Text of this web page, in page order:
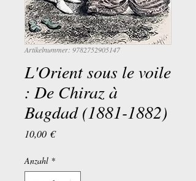
Artikelnummer: 9782752905147
L'Orient sous le voile
: De Chiraz à
Bagdad (1881-1882)
10,00 €Preis
Anzahl *